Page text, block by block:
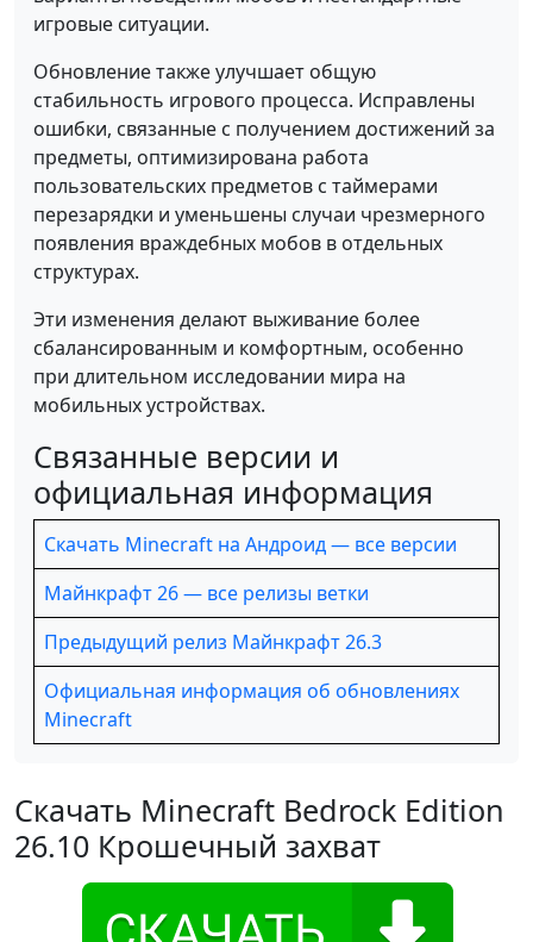
игровые ситуации.
Обновление также улучшает общую
стабильность игрового процесса. Исправлены
ошибки, связанные с получением достижений за
предметы, оптимизирована работа
пользовательских предметов с таймерами
перезарядки и уменьшены случаи чрезмерного
появления враждебных мобов в отдельных
структурах.
Эти изменения делают выживание более
сбалансированным и комфортным, особенно
при длительном исследовании мира на
мобильных устройствах.
Связанные версии и
официальная информация
Скачать Minecraft на Андроид — все версии
Майнкрафт 26 — все релизы ветки
Предыдущий релиз Майнкрафт 26.3
Официальная информация об обновлениях
Minecraft
Скачать Minecraft Bedrock Edition
26.10 Крошечный захват